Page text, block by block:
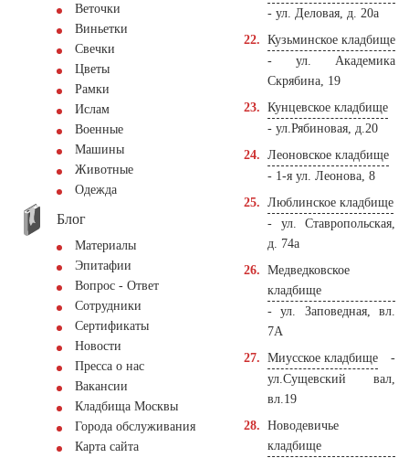
Веточки
Виньетки
Свечки
Цветы
Рамки
Ислам
Военные
Машины
Животные
Одежда
Блог
Материалы
Эпитафии
Вопрос - Ответ
Сотрудники
Сертификаты
Новости
Пресса о нас
Вакансии
Кладбища Москвы
Города обслуживания
Карта сайта
- ул. Деловая, д. 20а
Кузьминское кладбище
- ул. Академика
Скрябина, 19
Кунцевское кладбище
- ул.Рябиновая, д.20
Леоновское кладбище
- 1-я ул. Леонова, 8
Люблинское кладбище
- ул. Ставропольская,
д. 74а
Медведковское
кладбище
- ул. Заповедная, вл.
7А
Миусское кладбище -
ул.Сущевский вал,
вл.19
Новодевичье
кладбище